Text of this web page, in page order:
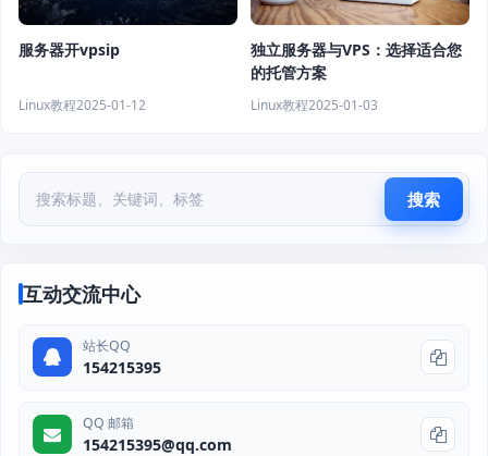
服务器开vpsip
Linux教程2025-01-12
独立服务器与VPS：选择适合您
的托管方案
Linux教程2025-01-03
搜索
互动交流中心
站长QQ
154215395
QQ 邮箱
154215395@qq.com